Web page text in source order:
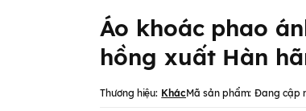
Áo khoác phao
hồng xuất Hàn
Thương hiệu: KhácMã sản phẩm: Đang cập